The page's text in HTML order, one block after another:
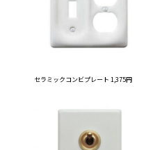
セラミックコンビプレート 1,375円